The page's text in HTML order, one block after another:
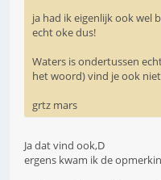
ja had ik eigenlijk ook wel
echt oke dus!
Waters is ondertussen
het woord) vind je ook
grtz mars
Ja dat vind ook,D
ergens kwam ik de